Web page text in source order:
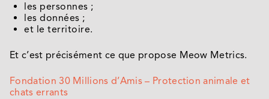
les personnes ;
les données ;
et le territoire.
Et c’est précisément ce que propose Meow Metrics.
Fondation 30 Millions d’Amis – Protection animale et
chats errants